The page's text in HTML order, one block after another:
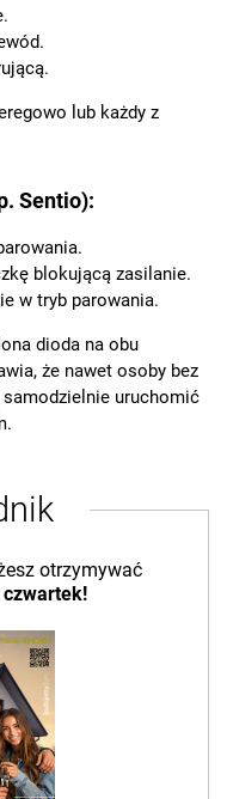
lub każdy z
Sentio):
blokującą zasilanie.
w tryb parowania.
dioda na obu
że nawet osoby bez
uruchomić
otrzymywać